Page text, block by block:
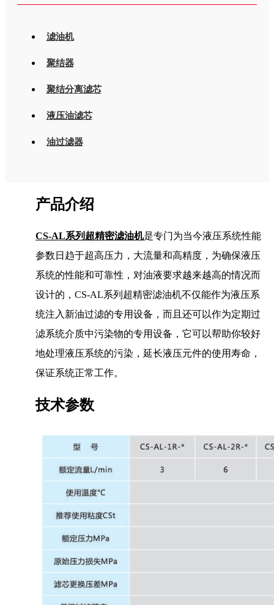
滤油机
聚结器
聚结分离滤芯
液压油滤芯
油过滤器
产品介绍
CS-AL系列超精密滤油机是专门为当今液压系统性能
参数日趋于超高压力，大流量和高精度，为确保液压
系统的性能和可靠性，对油液要求越来越高的情况而
设计的，CS-AL系列超精密滤油机不仅能作为液压系
统注入新油过滤的专用设备，而且还可以作为定期过
滤系统介质中污染物的专用设备，它可以帮助你较好
地处理液压系统的污染，延长液压元件的使用寿命，
保证系统正常工作。
技术参数